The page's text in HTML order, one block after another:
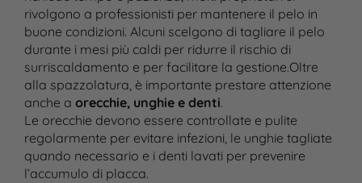
rivolgono a professionisti per mantenere il pelo in
buone condizioni. Alcuni scelgono di tagliare il pelo
durante i mesi più caldi per ridurre il rischio di
surriscaldamento e per facilitare la gestione​.Oltre
alla spazzolatura, è importante prestare attenzione
anche a orecchie, unghie e denti.
Le orecchie devono essere controllate e pulite
regolarmente per evitare infezioni, le unghie tagliate
quando necessario e i denti lavati per prevenire
l’accumulo di placca.